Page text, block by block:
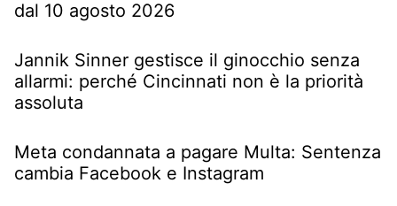
dal 10 agosto 2026
Jannik Sinner gestisce il ginocchio senza
allarmi: perché Cincinnati non è la priorità
assoluta
Meta condannata a pagare Multa: Sentenza
cambia Facebook e Instagram